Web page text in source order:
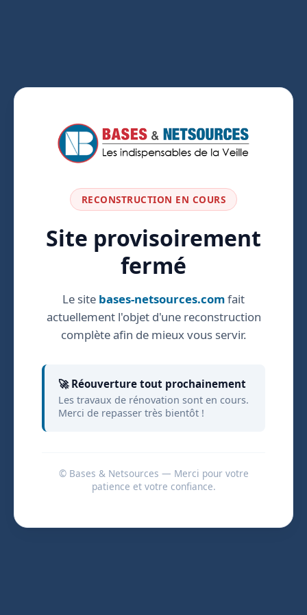
RECONSTRUCTION EN COURS
Site provisoirement
fermé
Le site bases-netsources.comfait
actuellement l'objet d'une reconstruction
complète afin de mieux vous servir.
🚀 Réouverture tout prochainement
Les travaux de rénovation sont en cours.
Merci de repasser très bientôt !
© Bases & Netsources — Merci pour votre
patience et votre confiance.